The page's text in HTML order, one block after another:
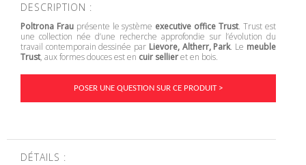
DESCRIPTION :
Poltrona Frauprésente le système executive office Trust. Trust est
une collection née d’une recherche approfondie sur l’évolution du
travail contemporain dessinée par Lievore, Altherr, Park. Le meuble
Trust, aux formes douces est en cuir sellieret en bois.
POSER UNE QUESTION SUR CE PRODUIT >
DÉTAILS :